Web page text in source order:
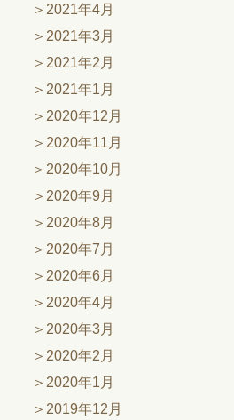
2021年4月
2021年3月
2021年2月
2021年1月
2020年12月
2020年11月
2020年10月
2020年9月
2020年8月
2020年7月
2020年6月
2020年4月
2020年3月
2020年2月
2020年1月
2019年12月